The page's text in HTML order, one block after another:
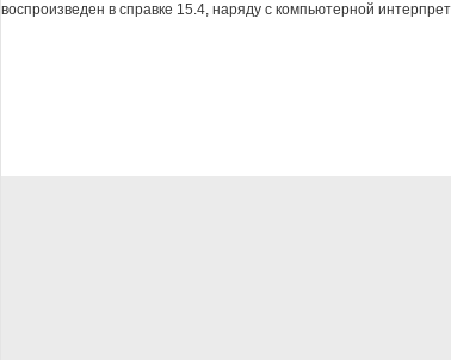
воспроизведен в справке 15.4, наряду с компьютерной